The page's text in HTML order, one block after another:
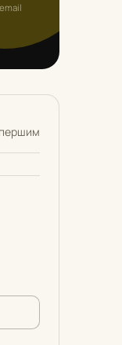
першим